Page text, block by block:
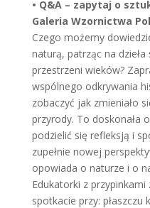
• Q&A – zapytaj o
Galeria Wzornictwa
Czego możemy
naturą, patrząc na dzieła
przestrzeni wieków?
wspólnego odkrywania
zobaczyć jak zmieniało
przyrody. To doskonała
podzielić się refleksją i
zupełnie nowej
opowiada o naturze i o
Edukatorki z przypinkami
spotkacie przy: